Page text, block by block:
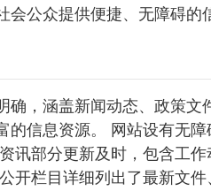
公众提供便捷、无障碍的
确，涵盖新闻动态、政策文
信息资源。 网站设有无障
讯部分更新及时，包含工
栏目详细列出了最新文件